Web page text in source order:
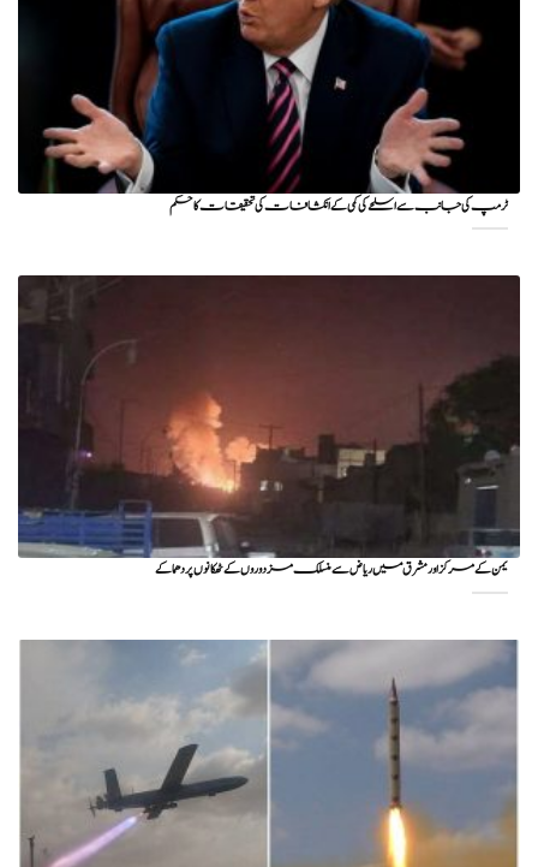
ٹرمپ کی جانب سے اسلحے کی کمی کے انکشافات کی تحقیقات کا حکم
یمن کے مرکز اور مشرق میں ریاض سے منسلک مزدوروں کے ٹھکانوں پر دھماکے